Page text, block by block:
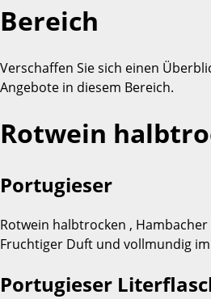
Bereich
Verschaffen Sie sich einen
Angebote in diesem Bereich.
Rotwein
Portugieser
Rotwein halbtrocken , Hambacher
Fruchtiger Duft und vollmundig
Portugieser